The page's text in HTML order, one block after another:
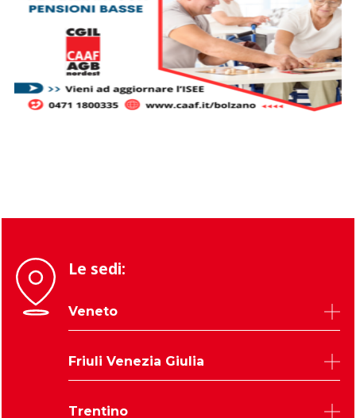
Le sedi:
Veneto
Belluno
Friuli Venezia Giulia
Udine
Trentino